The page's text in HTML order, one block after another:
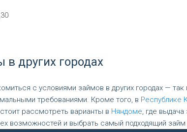
других городах
с условиями займов в других городах —
требованиями. Кроме того, в Республике
рассмотреть варианты в Няндоме, где
возможностей и выбрать самый подходящий займ